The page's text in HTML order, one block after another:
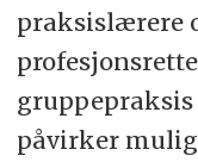
praksislærere
gruppepraksis
påvirker